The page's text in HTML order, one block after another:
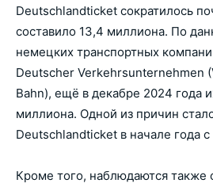
Deutschlandticket сократилось
составило 13,4 миллиона. По
немецких транспортных
Deutscher Verkehrsunternehmen
Bahn), ещё в декабре 2024 года
миллиона. Одной из причин
Deutschlandticket в начале года
Кроме того, наблюдаются также